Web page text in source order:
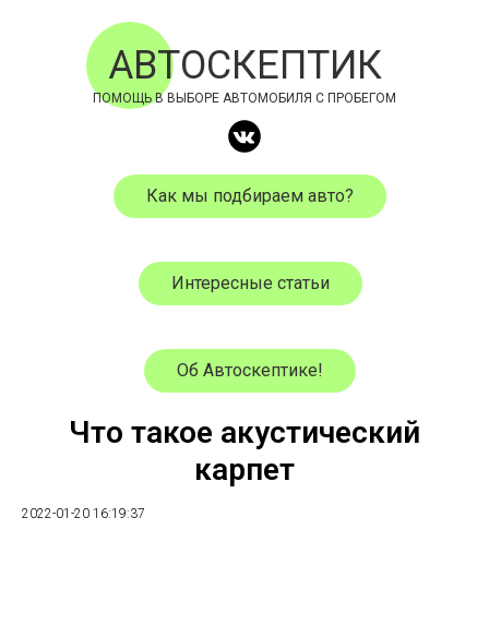
АВТОСКЕПТИК
ПОМОЩЬ В ВЫБОРЕ АВТОМОБИЛЯ С ПРОБЕГОМ
Как мы подбираем авто?
Интересные статьи
Об Автоскептике!
Что такое акустический
карпет
2022-01-20 16:19:37